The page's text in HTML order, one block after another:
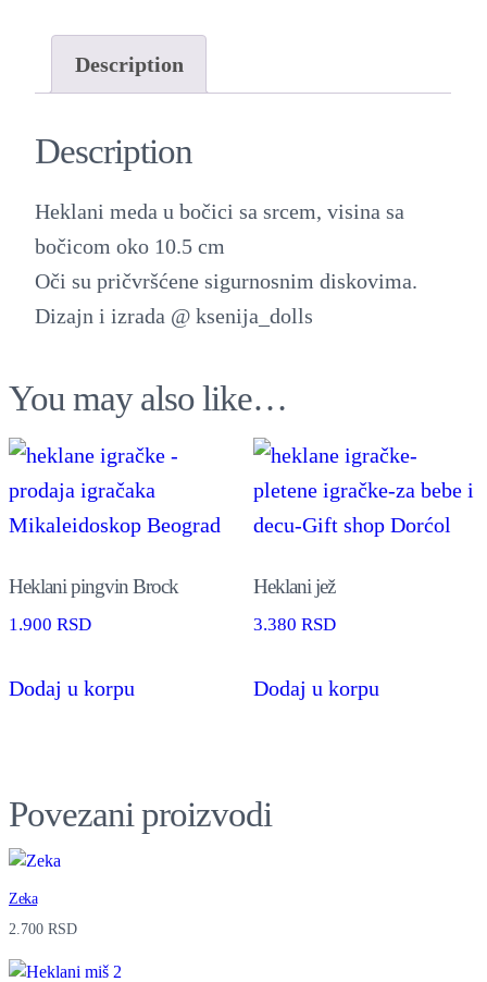
o
č
c
,
u
e
i
k
o
b
o
Description
Description
Heklani meda u bočici sa srcem, visina sa
bočicom oko 10.5 cm
Oči su pričvršćene sigurnosnim diskovima.
Dizajn i izrada @ ksenija_dolls
You may also like…
Heklani pingvin Brock
1.900 RSD
Dodaj u korpu
Heklani jež
3.380 RSD
Dodaj u korpu
Povezani proizvodi
Zeka
2.700 RSD